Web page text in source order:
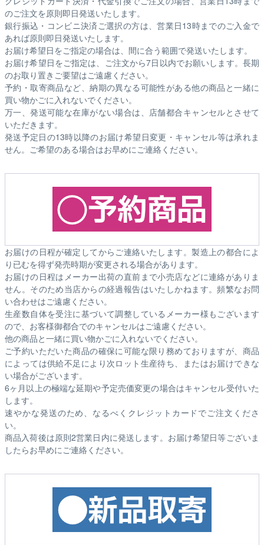
のご注文を原則即日発送いたします。
銀行振込・コンビニ決済ご選択の方は、営業日13時までのご入金で
あれば原則即日発送いたします。
お届け希望日をご指定の場合は、間に合う範囲で発送いたします。
お届け希望日をご指定は、ご注文から7日以内でお願いします。長期
のお取り置きご要望はご遠慮ください。
予約・取寄商品など、納期の異なる可能性がある他の商品と一緒に
買い物かごに入れないでください。
万一、発送可能な在庫がない場合は、店舗都合キャンセルとさせて
いただきます。
発送予定日の13時以降のお届け希望日変更・キャンセル等は承れま
せん。ご希望のある場合はお早めにご連絡ください。
お届けの日程が確定してからご連絡いたします。製造上の都合によ
り已むを得ず発売時期が変更される場合があります。
お届けの日程はメーカー出荷の直前まで小売店などに連絡がありま
せん。そのため当店からの経過報告はいたしかねます。頻繁なお問
い合わせはご遠慮ください。
生産数自体を受注に基づいて調整しているメーカー様もございます
ので、お客様御都合でのキャンセルはご遠慮ください。
他の商品と一緒に買い物かごに入れないでください。
ご予約いただいた商品の確保に可能な限り務めておりますが、商品
によっては供給不足により次ロット生産待ち、またはお届けできな
い場合がございます。
6ヶ月以上の極端な延期や予定売価変更の場合はキャンセル受付いた
します。
速やかな発送のため、なるべくクレジットカードでご注文くださ
い。
商品入荷後は原則2営業日内に発送します。お届け希望日等ございま
したらお早めにご連絡ください。